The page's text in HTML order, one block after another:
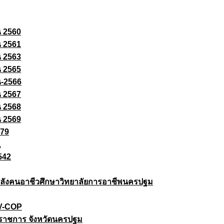
2560
2561
2563
2565
2566
2567
2568
2569
งคนอาชีวศึกษาวิทยาลัยการอาชีพนครปฐม
COP
าชการ จังหวัดนครปฐม